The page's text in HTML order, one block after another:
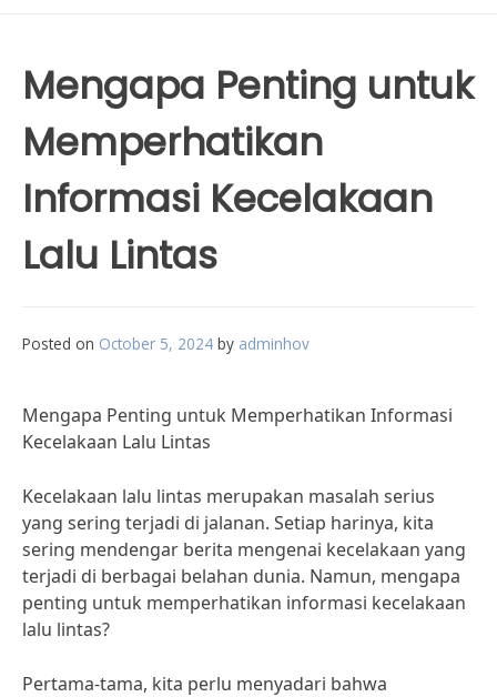
Mengapa Penting untuk
Memperhatikan
Informasi Kecelakaan
Lalu Lintas
Posted on October 5, 2024 by adminhov
Mengapa Penting untuk Memperhatikan Informasi
Kecelakaan Lalu Lintas
Kecelakaan lalu lintas merupakan masalah serius
yang sering terjadi di jalanan. Setiap harinya, kita
sering mendengar berita mengenai kecelakaan yang
terjadi di berbagai belahan dunia. Namun, mengapa
penting untuk memperhatikan informasi kecelakaan
lalu lintas?
Pertama-tama, kita perlu menyadari bahwa